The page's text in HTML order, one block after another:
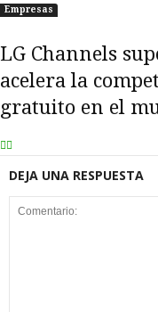
Empresas
LG Channels
acelera la
gratuito en el
DEJA UNA RESPUESTA